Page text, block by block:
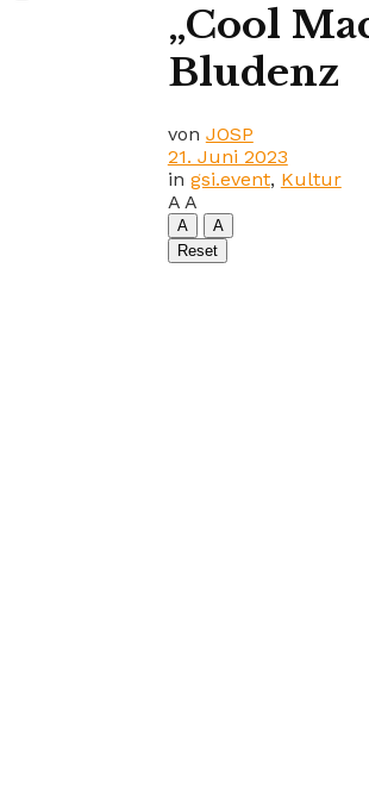
„Cool
Bludenz
von JOSP
21. Juni 2023
in gsi.event, Kultur
A A
A
A
Reset